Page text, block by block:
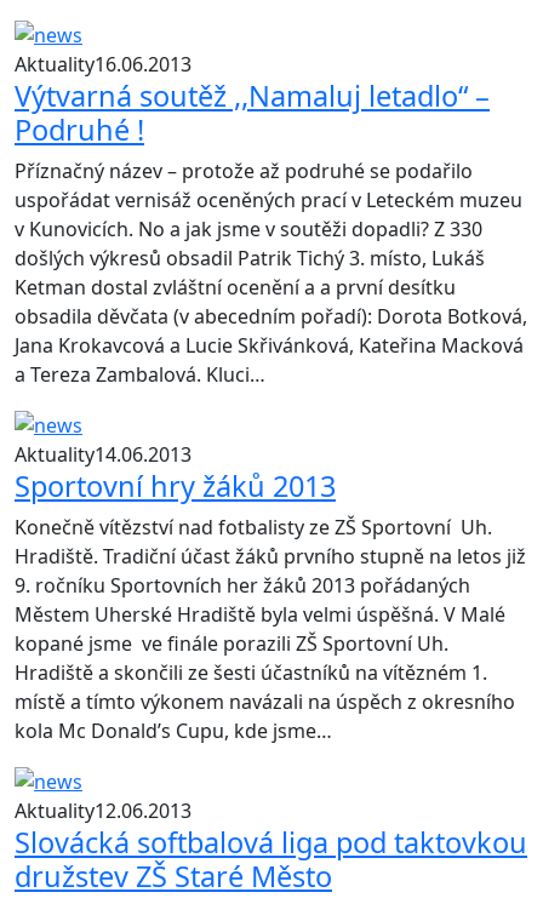
Aktuality16.06.2013
Výtvarná soutěž ,,Namaluj letadlo“ –
Podruhé !
Příznačný název – protože až podruhé se podařilo
uspořádat vernisáž oceněných prací v Leteckém muzeu
v Kunovicích. No a jak jsme v soutěži dopadli? Z 330
došlých výkresů obsadil Patrik Tichý 3. místo, Lukáš
Ketman dostal zvláštní ocenění a a první desítku
obsadila děvčata (v abecedním pořadí): Dorota Botková,
Jana Krokavcová a Lucie Skřivánková, Kateřina Macková
a Tereza Zambalová. Kluci…
Aktuality14.06.2013
Sportovní hry žáků 2013
Konečně vítězství nad fotbalisty ze ZŠ Sportovní Uh.
Hradiště. Tradiční účast žáků prvního stupně na letos již
9. ročníku Sportovních her žáků 2013 pořádaných
Městem Uherské Hradiště byla velmi úspěšná. V Malé
kopané jsme ve finále porazili ZŠ Sportovní Uh.
Hradiště a skončili ze šesti účastníků na vítězném 1.
místě a tímto výkonem navázali na úspěch z okresního
kola Mc Donald’s Cupu, kde jsme…
Aktuality12.06.2013
Slovácká softbalová liga pod taktovkou
družstev ZŠ Staré Město